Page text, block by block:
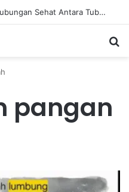
Diet Fleksibel Membangun Hubungan Sehat Antara Tubuh dan Makanan Sehari-hari
pangan